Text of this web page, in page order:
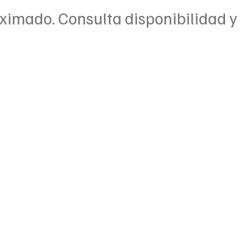
Consulta disponibilidad y